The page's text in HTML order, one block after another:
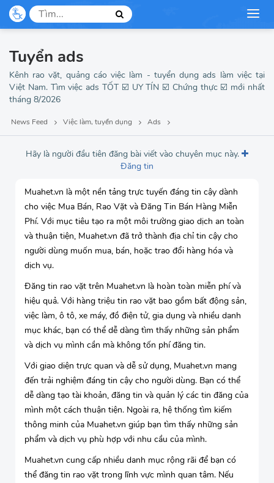
Thợ may
Tuyển ads
Kênh rao vặt, quảng cáo việc làm - tuyển dụng ads làm việc tại
Việt Nam. Tìm việc ads TỐT ☑️ UY TÍN ☑️ Chứng thực ☑️ mới nhất
tháng 8/2026
News Feed Việc làm, tuyển dụng Ads
Hãy là người đầu tiên đăng bài viết vào chuyên mục này.
Đăng tin
Muahet.vn là một nền tảng trực tuyến đáng tin cậy dành
cho việc Mua Bán, Rao Vặt và Đăng Tin Bán Hàng Miễn
Phí. Với mục tiêu tạo ra một môi trường giao dịch an toàn
và thuận tiện, Muahet.vn đã trở thành địa chỉ tin cậy cho
người dùng muốn mua, bán, hoặc trao đổi hàng hóa và
dịch vụ.
Đăng tin rao vặt trên Muahet.vn là hoàn toàn miễn phí và
hiệu quả. Với hàng triệu tin rao vặt bao gồm bất động sản,
việc làm, ô tô, xe máy, đồ điện tử, gia dụng và nhiều danh
mục khác, bạn có thể dễ dàng tìm thấy những sản phẩm
và dịch vụ mình cần mà không tốn phí đăng tin.
Với giao diện trực quan và dễ sử dụng, Muahet.vn mang
đến trải nghiệm đáng tin cậy cho người dùng. Bạn có thể
dễ dàng tạo tài khoản, đăng tin và quản lý các tin đăng của
mình một cách thuận tiện. Ngoài ra, hệ thống tìm kiếm
thông minh của Muahet.vn giúp bạn tìm thấy những sản
phẩm và dịch vụ phù hợp với nhu cầu của mình.
Muahet.vn cung cấp nhiều danh mục rộng rãi để bạn có
thể đăng tin rao vặt trong lĩnh vực mình quan tâm. Nếu